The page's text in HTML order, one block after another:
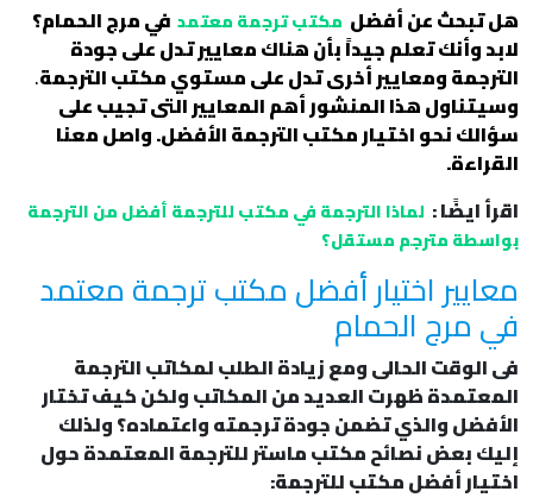
هل تبحث عن أفضل مكتب ترجمة معتمد في مرج الحمام؟
لابد وأنك تعلم جيداً بأن هناك معايير تدل على جودة
الترجمة ومعايير أخرى تدل على مستوي مكتب الترجمة.
وسيتناول هذا المنشور أهم المعايير التى تجيب على
سؤالك نحو اختيار مكتب الترجمة الأفضل. واصل معنا
القراءة.
اقرأ ايضًا : لماذا الترجمة في مكتب للترجمة أفضل من الترجمة
بواسطة مترجم مستقل؟
معايير اختيار أفضل مكتب ترجمة معتمد
في مرج الحمام
فى الوقت الحالى ومع زيادة الطلب لمكاتب الترجمة
المعتمدة ظهرت العديد من المكاتب ولكن كيف تختار
الأفضل والذي تضمن جودة ترجمته واعتماده؟ ولذلك
إليك بعض نصائح مكتب ماستر للترجمة المعتمدة حول
اختيار أفضل مكتب للترجمة: